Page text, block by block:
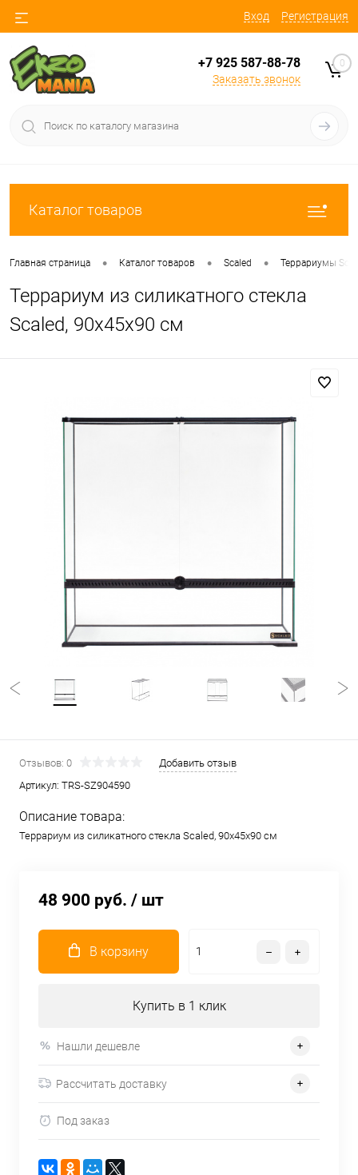
Вход Регистрация
+7 925 587-88-78
Заказать звонок
0
Каталог товаров
Главная страница • Каталог товаров • Scaled • Террариумы
Террариум из силикатного стекла
Scaled, 90х45х90 см
Отзывов: 0
Добавить отзыв
Артикул: TRS-SZ904590
Описание товара:
Террариум из силикатного стекла Scaled, 90х45х90 см
48 900 руб. / шт
В корзину
Купить в 1 клик
Нашли дешевле
Рассчитать доставку
Под заказ